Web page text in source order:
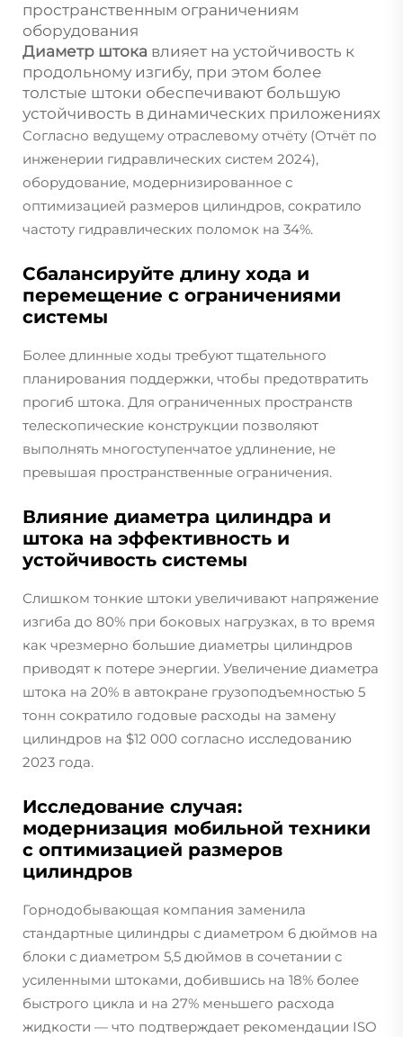
пространственным ограничениям
оборудования
Диаметр штока влияет на устойчивость к
продольному изгибу, при этом более
толстые штоки обеспечивают большую
устойчивость в динамических приложениях
Согласно ведущему отраслевому отчёту (Отчёт по
инженерии гидравлических систем 2024),
оборудование, модернизированное с
оптимизацией размеров цилиндров, сократило
частоту гидравлических поломок на 34%.
Сбалансируйте длину хода и
перемещение с ограничениями
системы
Более длинные ходы требуют тщательного
планирования поддержки, чтобы предотвратить
прогиб штока. Для ограниченных пространств
телескопические конструкции позволяют
выполнять многоступенчатое удлинение, не
превышая пространственные ограничения.
Влияние диаметра цилиндра и
штока на эффективность и
устойчивость системы
Слишком тонкие штоки увеличивают напряжение
изгиба до 80% при боковых нагрузках, в то время
как чрезмерно большие диаметры цилиндров
приводят к потере энергии. Увеличение диаметра
штока на 20% в автокране грузоподъемностью 5
тонн сократило годовые расходы на замену
цилиндров на $12 000 согласно исследованию
2023 года.
Исследование случая:
модернизация мобильной техники
с оптимизацией размеров
цилиндров
Горнодобывающая компания заменила
стандартные цилиндры с диаметром 6 дюймов на
блоки с диаметром 5,5 дюймов в сочетании с
усиленными штоками, добившись на 18% более
быстрого цикла и на 27% меньшего расхода
жидкости — что подтверждает рекомендации ISO